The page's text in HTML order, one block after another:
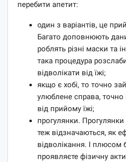
перебити апетит:
один з варіантів, це
Багато доповнюють
роблять різні маски та
така процедура
відволікати від їжі;
якщо є хобі, то точно
улюблене справа, точно
від прийому їжі;
прогулянки. Прогулянки
теж відзначаються, як
відволікання. І плюсом
проявляєте фізичну